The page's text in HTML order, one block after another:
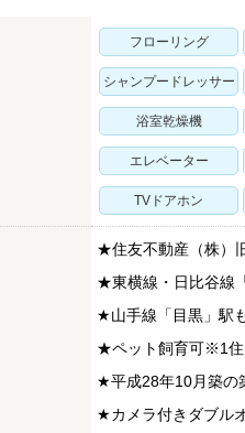
フローリング
シャンプードレッサー
浴室乾燥機
エレベーター
TVドアホン
★住友不動産（株）
★東横線・日比谷線
★山手線「目黒」駅
★ペット飼育可※1住
★平成28年10月築の
★カメラ付きダブル